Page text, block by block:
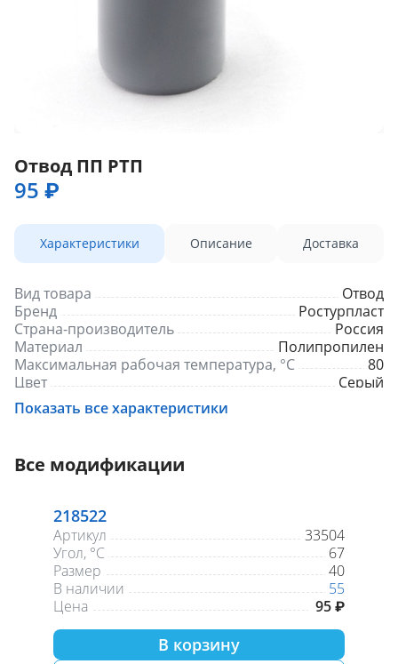
Отвод ПП РТП
95 ₽
Характеристики Описание Доставка
Вид товара
Отвод
Бренд
Ростурпласт
Страна-производитель
Россия
Материал
Полипропилен
Максимальная рабочая температура, °С
80
Цвет
Серый
Показать все характеристики
Все модификации
218522
Артикул
33504
Угол, °С
67
Размер
40
В наличии
55
Цена
95 ₽
В корзину